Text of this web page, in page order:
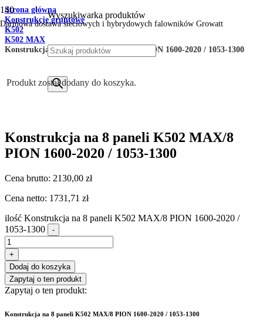
Darmowa dostawa sieciowych i hybrydowych falowników Growatt
Wyszukiwarka produktów
Produkt został dodany do koszyka.
Strona główna
Konstrukcje gruntowe
K502
K502 MAX
Konstrukcja na 8 paneli K502 MAX/8 PION 1600-2020 / 1053-1300
Konstrukcja na 8 paneli K502 MAX/8
PION 1600-2020 / 1053-1300
Cena brutto: 2130,00 zł
Cena netto: 1731,71 zł
ilość Konstrukcja na 8 paneli K502 MAX/8 PION 1600-2020 /
1053-1300
-
+
Dodaj do koszyka
Zapytaj o ten produkt
Zapytaj o ten produkt:
Konstrukcja na 8 paneli K502 MAX/8 PION 1600-2020 / 1053-1300